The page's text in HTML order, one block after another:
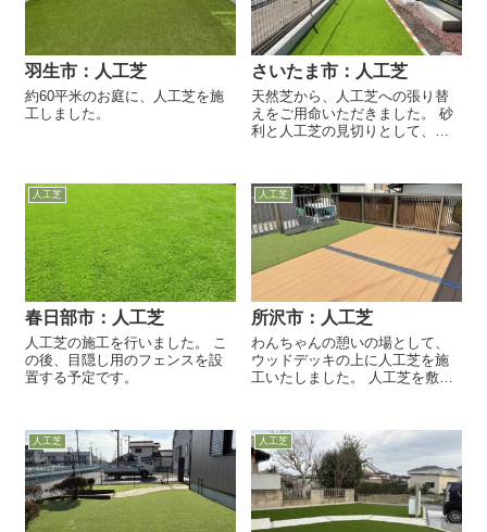
羽生市：人工芝
約60平米のお庭に、人工芝を施
工しました。
さいたま市：人工芝
天然芝から、人工芝への張り替
えをご用命いただきました。 砂
利と人工芝の見切りとして、イ
人工芝
春日部市：人工芝
人工芝の施工を行いました。 こ
の後、目隠し用のフェンスを設
置する予定です。
人工芝
所沢市：人工芝
わんちゃんの憩いの場として、
ウッドデッキの上に人工芝を施
工いたしました。 人工芝を敷き
居心地が良い空間ができまし
た。 羨ましいです...
人工芝 人工芝